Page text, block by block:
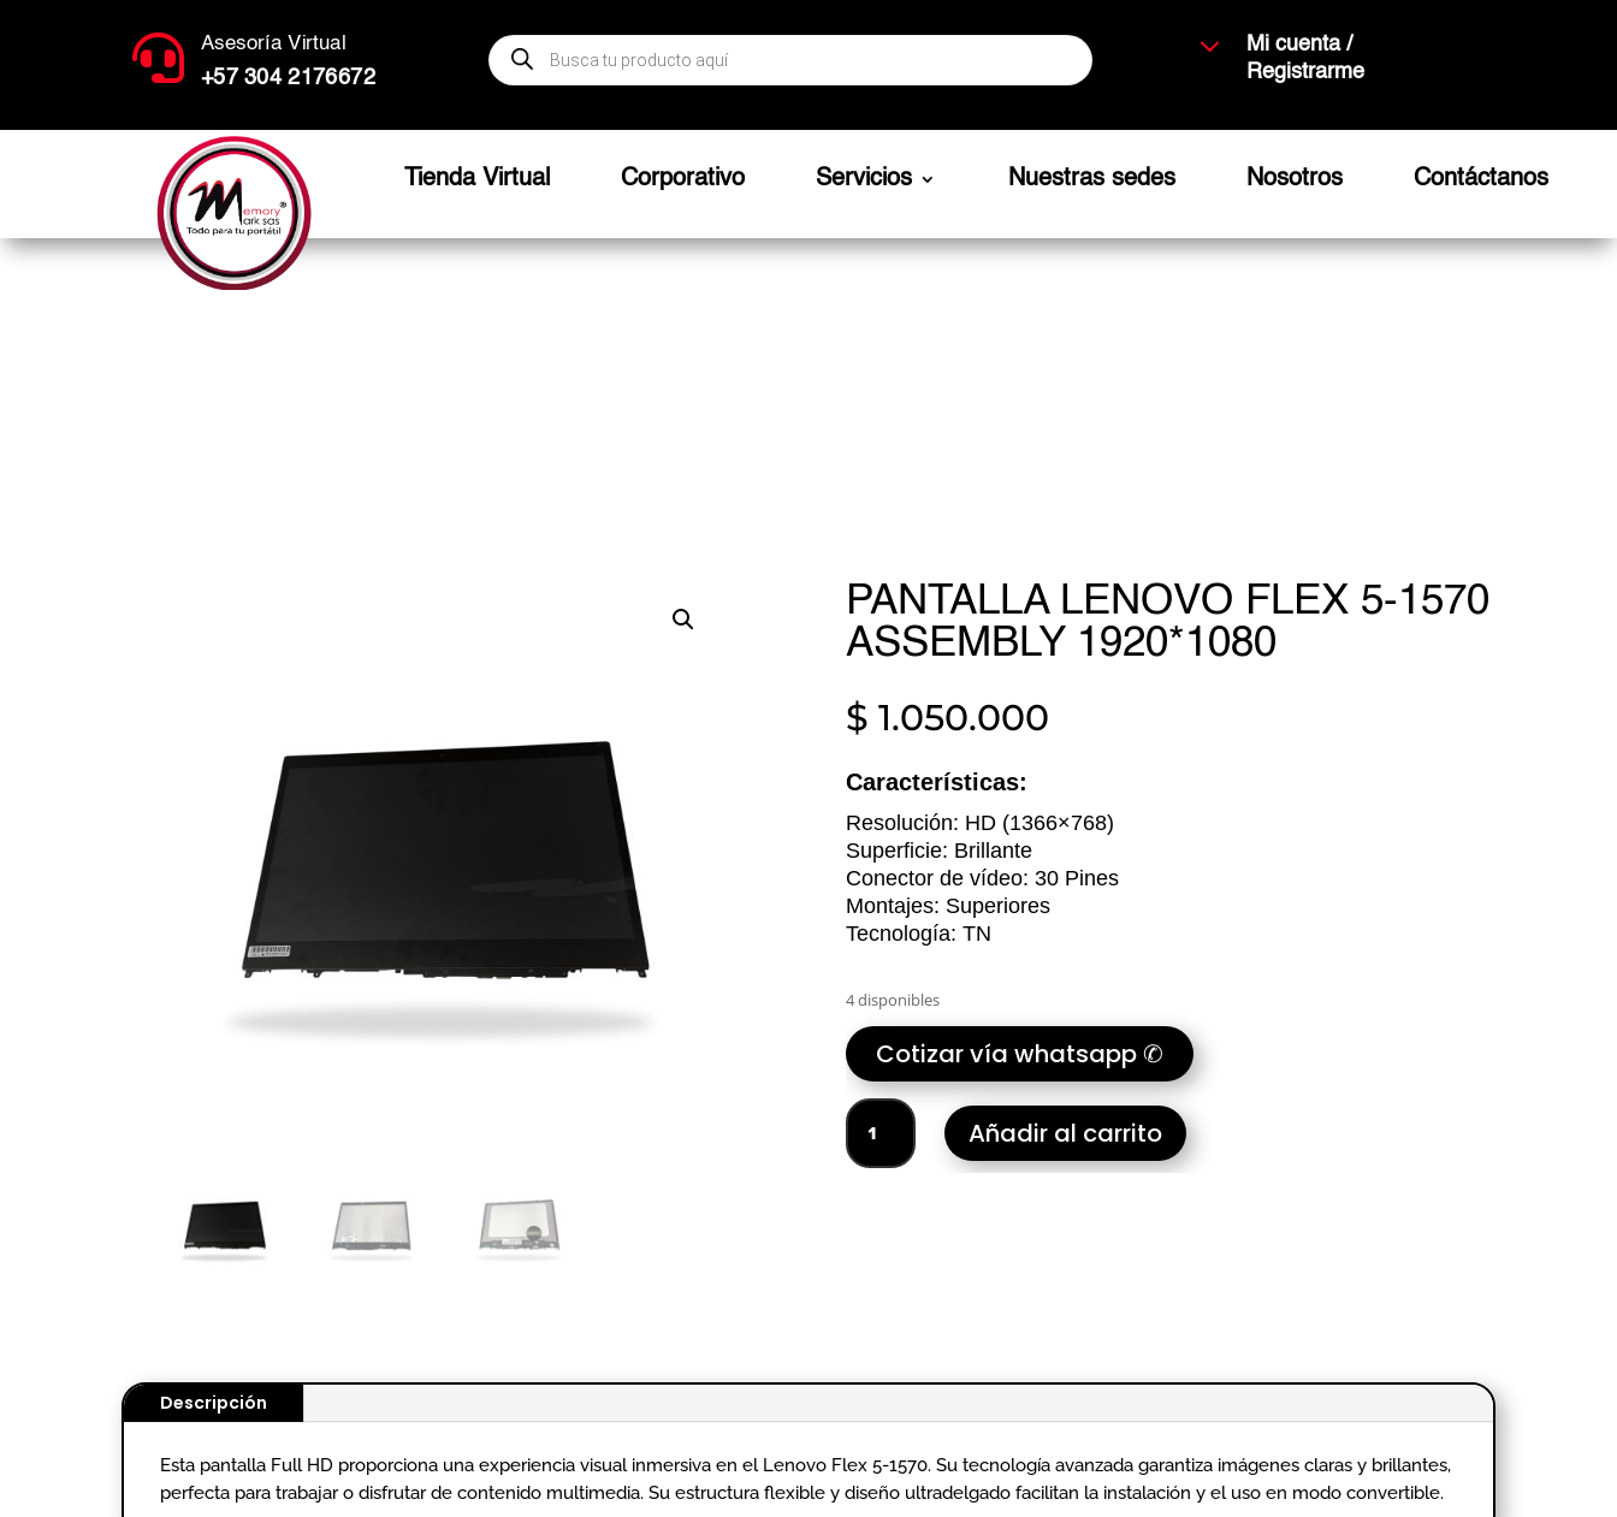
 Asesoría Virtual
+57 304 2176672
Búsqueda
de
productos
3
Mi cuenta /
Registrarme
Tienda Virtual Corporativo Servicios Nuestras sedes Nosotros Contáctanos
PANTALLA LENOVO FLEX 5-1570
ASSEMBLY 1920*1080
$ 1.050.000
Características:
Resolución: HD (1366×768)
Superficie: Brillante
Conector de vídeo: 30 Pines
Montajes: Superiores
Tecnología: TN
4 disponibles
Cotizar vía whatsapp ✆
PANTALLA
LENOVO
FLEX
Añadir al carrito
Descripción
Esta pantalla Full HD proporciona una experiencia visual inmersiva en el Lenovo Flex 5-1570. Su tecnología avanzada garantiza imágenes claras y brillantes,
perfecta para trabajar o disfrutar de contenido multimedia. Su estructura flexible y diseño ultradelgado facilitan la instalación y el uso en modo convertible.